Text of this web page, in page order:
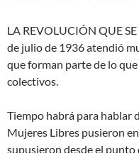
LA REVOLUCIÓN QUE
de julio de 1936 atendió
que forman parte de lo
colectivos.
Tiempo habrá para hablar
Mujeres Libres pusieron
supusieron desde el